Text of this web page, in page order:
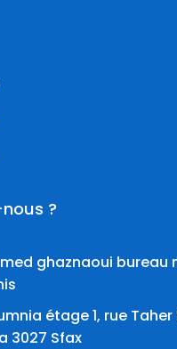
?
ghaznaoui bureau
étage 1, rue
3027 Sfax